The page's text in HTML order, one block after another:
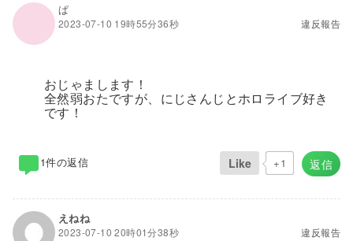
ぱ
2023-07-10 19時55分36秒 違反報告
おじゃまします！
全然弱おたですが、にじさんじとホロライブ好き
です！
返信
Like +1
1件の返信
えねね
2023-07-10 20時01分38秒 違反報告